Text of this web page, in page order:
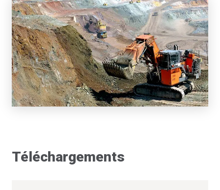
Téléchargements